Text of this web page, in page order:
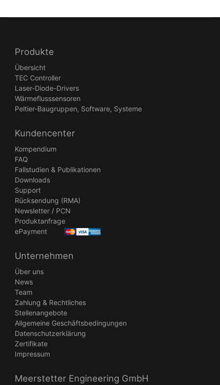
Produkte
Übersicht
TEC Controller
Laser-Diode-Drivers
Wärmeflusssensoren
Peltier-Baugruppen, Software, Systeme
Kundencenter
Kompendium
FAQ
Fallstudien & Publikationen
Downloads
Support
Rücksendung (RMA)
Newsletter / PCN
Produktanfrage
ePayment
Unternehmen
Über uns
News
Team
Zahlung & Rechtliches
Stellenangebote
Allgemeine Geschäftsbedingungen
Datenschutzerklärung
Zertifikate
Impressum
Meerstetter Engineering GmbH